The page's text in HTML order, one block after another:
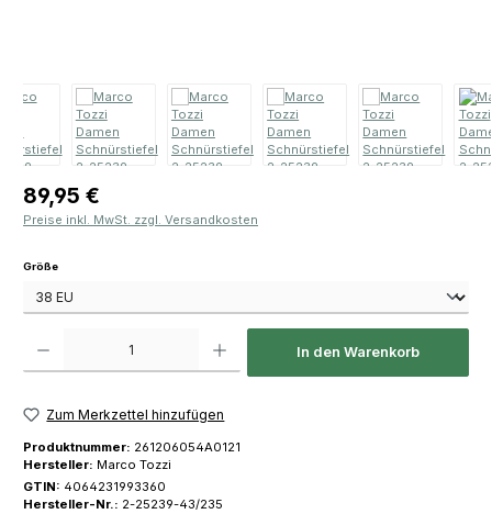
Regulärer Preis:
89,95 €
Preise inkl. MwSt. zzgl. Versandkosten
Größeauswählen
In den Warenkorb
Zum Merkzettel hinzufügen
Produktnummer: 261206054A0121
Hersteller: Marco Tozzi
GTIN: 4064231993360
Hersteller-Nr.: 2-25239-43/235